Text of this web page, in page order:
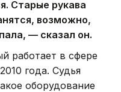
Старые рукава
возможно,
— сказал он.
работает в сфере
года. Судья
оборудование